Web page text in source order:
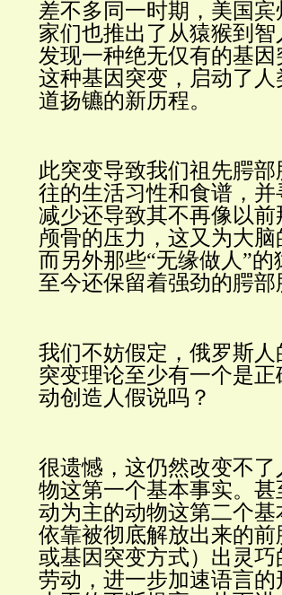
差不多同一时期，美国
家们也推出了从猿猴到
发现一种绝无仅有的基
这种基因突变，启动了
道扬镳的新历程。
此突变导致我们祖先腭
往的生活习性和食谱，
减少还导致其不再像以
颅骨的压力，这又为大
而另外那些“无缘做人”
至今还保留着强劲的腭
我们不妨假定，俄罗斯
突变理论至少有一个是
动创造人假说吗？
很遗憾，这仍然改变不
物这第一个基本事实。
动为主的动物这第二个
依靠被彻底解放出来的
或基因突变方式）出灵
劳动，进一步加速语言